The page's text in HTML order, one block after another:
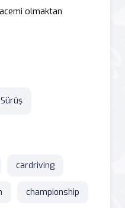
olmaktan
cardriving
championship